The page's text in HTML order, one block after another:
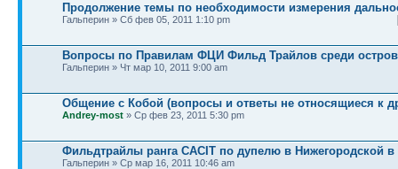
Продолжение темы по необходимости измерения
Гальперин » Сб фев 05, 2011 1:10 pm
Вопросы по Правилам ФЦИ Фильд Трайлов среди
Гальперин » Чт мар 10, 2011 9:00 am
Общение с Кобой (вопросы и ответы не относящиеся к
Andrey-most » Ср фев 23, 2011 5:30 pm
Фильдтрайлы ранга CACIT по дупелю в Нижегородской в
Гальперин » Ср мар 16, 2011 10:46 am